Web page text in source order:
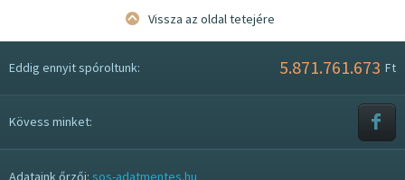
Vissza az oldal tetejére
Eddig ennyit spóroltunk: 5.871.761.673 Ft
Kövess minket:
Adataink őrzői: sos-adatmentes.hu